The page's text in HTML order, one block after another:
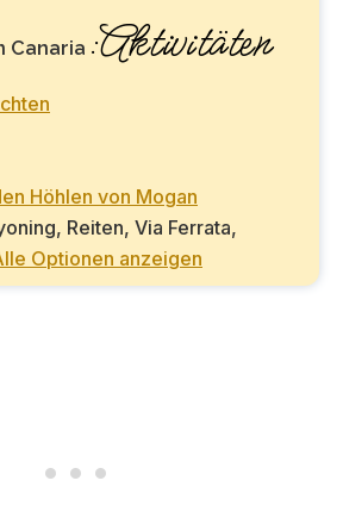
Canaria :Aktivitäten
Höhlen von Mogan
Reiten, Via Ferrata,
Optionen anzeigen